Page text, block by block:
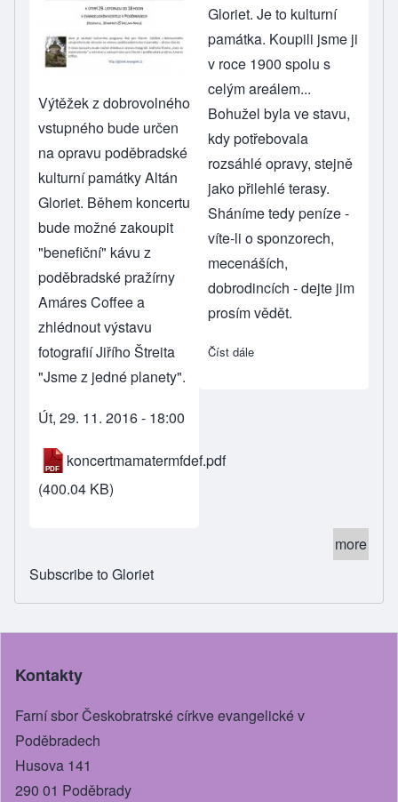
Výtěžek z dobrovolného
vstupného bude určen
na opravu poděbradské
kulturní památky Altán
Gloriet. Během koncertu
bude možné zakoupit
"benefiční" kávu z
poděbradské pražírny
Amáres Coffee a
zhlédnout výstavu
fotografií Jiřího Štreita
"Jsme z jedné planety".
Út, 29. 11. 2016 - 18:00
koncertmamatermfdef.pdf
(400.04 KB)
Gloriet. Je to kulturní
památka. Koupili jsme ji
v roce 1900 spolu s
celým areálem...
Bohužel byla ve stavu,
kdy potřebovala
rozsáhlé opravy, stejně
jako přilehlé terasy.
Sháníme tedy peníze -
víte-li o sponzorech,
mecenáších,
dobrodincích - dejte jim
prosím vědět.
Číst dále
more
Subscribe to Gloriet
Kontakty
Farní sbor Českobratrské církve evangelické v
Poděbradech
Husova 141
290 01 Poděbrady